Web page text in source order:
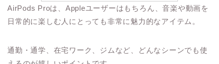
AirPods Proは、Appleユーザーはもちろん、音楽や動画を
日常的に楽しむ人にとっても非常に魅力的なアイテム。
通勤・通学、在宅ワーク、ジムなど、どんなシーンでも使